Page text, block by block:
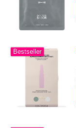
Bestseller